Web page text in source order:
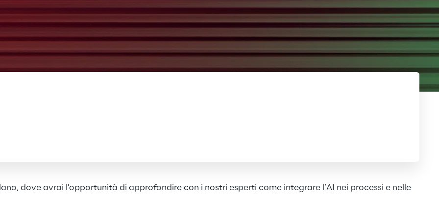
dove avrai l'opportunità di approfondire con i nostri esperti come integrare l’AI nei processi e nelle